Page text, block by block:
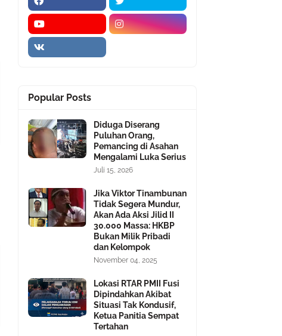
Popular Posts
Diduga Diserang
Puluhan Orang,
Pemancing di Asahan
Mengalami Luka Serius
Juli 15, 2026
Jika Viktor Tinambunan
Tidak Segera Mundur,
Akan Ada Aksi Jilid II
30.000 Massa: HKBP
Bukan Milik Pribadi
dan Kelompok
November 04, 2025
Lokasi RTAR PMII Fusi
Dipindahkan Akibat
Situasi Tak Kondusif,
Ketua Panitia Sempat
Tertahan